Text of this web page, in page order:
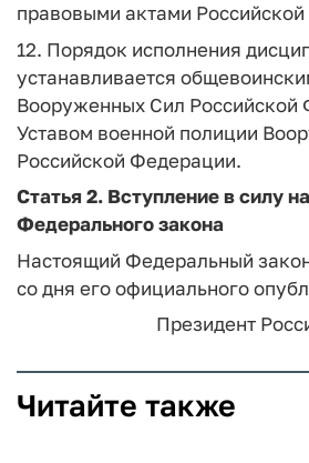
правовыми актами
12. Порядок исполнения
устанавливается
Вооруженных Сил Российской
Уставом военной полиции
Российской Федерации.
Статья 2. Вступление в силу
Федерального закона
Настоящий Федеральный
со дня его официального
Президент
Читайте также